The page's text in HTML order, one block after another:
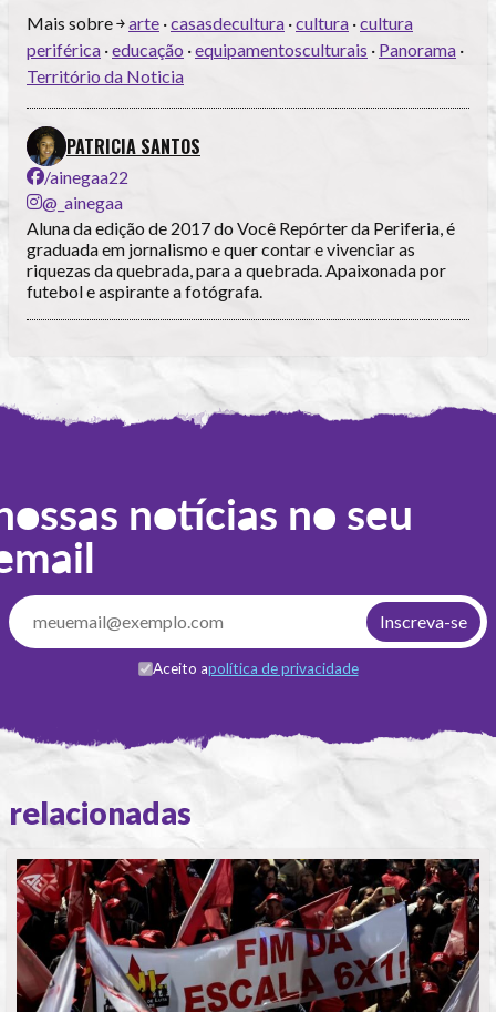
Mais sobre ￫arte ·casasdecultura ·cultura ·cultura
periférica ·educação ·equipamentosculturais · Panorama ·
Território da Noticia
PATRICIA SANTOS
/ainegaa22
@_ainegaa
Aluna da edição de 2017 do Você Repórter da Periferia, é
graduada em jornalismo e quer contar e vivenciar as
riquezas da quebrada, para a quebrada. Apaixonada por
futebol e aspirante a fotógrafa.
notícias no seu
Aceito apolítica de privacidade
relacionadas